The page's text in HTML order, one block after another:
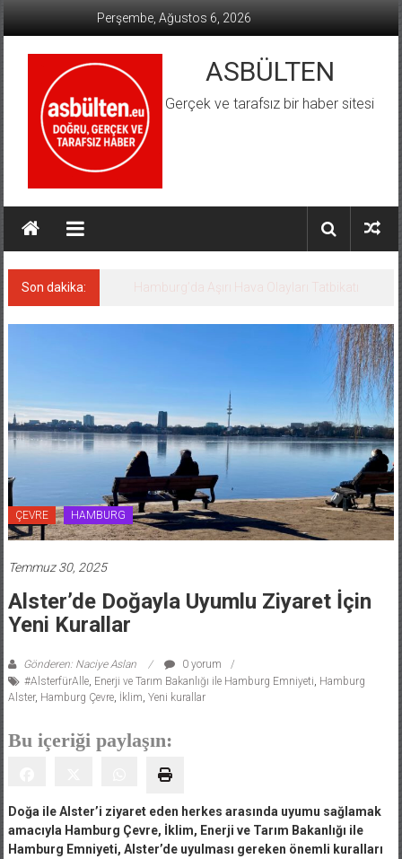
Perşembe, Ağustos 6, 2026
ASBÜLTEN
Gerçek ve tarafsız bir haber sitesi
Son dakika: Hamburg’da Aşırı Hava Olayları Tatbikatı
ÇEVRE HAMBURG
Temmuz 30, 2025
Alster’de Doğayla Uyumlu Ziyaret İçin
Yeni Kurallar
Gönderen: Naciye Aslan
0 yorum
#AlsterfürAlle, Enerji ve Tarım Bakanlığı ile Hamburg Emniyeti Hamburg
Alster, Hamburg Çevre, İklim Yeni kurallar
Bu içeriği paylaşın:
Doğa ile Alster’i ziyaret eden herkes arasında uyumu sağlamak
amacıyla Hamburg Çevre, İklim, Enerji ve Tarım Bakanlığı ile
Hamburg Emniyeti, Alster’de uyulması gereken önemli kuralları